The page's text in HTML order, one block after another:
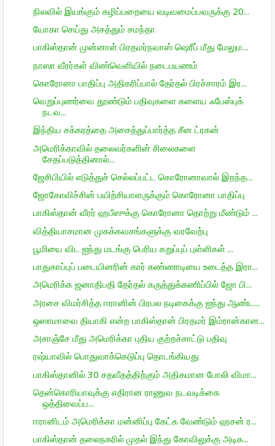
நிலவில் இயங்கும் கழிப்பறையை வடிவமைப்பவருக்கு 20...
யோகா செய்து அசத்தும் சமந்தா
பாகிஸ்தான் முன்னாள் பிரதமர்நவாஸ் ஷெரீப் மீது மேலும...
நாஸா வீரர்கள் விண்வெளியில் நடைபயணம்
கொரோனா பாதிப்பு அதிகரிப்பால் தேர்தல் பிரச்சாரம் இர...
வெறுப்புணர்வை தூண்டும் பதிவுகளை களைய ஃபேஸ்புக்
நடவ...
இந்திய சக்கரத்தை அசைத்துப்பார்த்த சீன ட்ரகன்
அமெரிக்காவில் தலைவர்களின் சிலைகளை
சேதப்படுத்தினால்...
ஜேசிபியில் எடுத்துச் செல்லப்பட்ட கொரோனாவால் இறந்த...
ஜோகோவிச்சின் பயிற்சியாளருக்கும் கொரோனா பாதிப்பு
பாகிஸ்தான் வீரர் ஹபீஸுக்கு கொரோனா தொற்று மீண்டும் ...
வித்தியாசமான முகக்கவசங்களுக்கு வரவேற்பு
பூமியை விட ஐந்து மடங்கு பெரிய கறுப்புப் புள்ளிகள் ...
பாதுகாப்புப் படையினரின் கார் கண்ணாடியை உடைத்த இரா...
அமெரிக்க ஜனாதிபதி தேர்தல் கருத்துக்கணிப்பில் ஜோ பி...
அரசை விமர்சித்த ஈரானின் பிரபல நடிகைக்கு ஐந்து ஆண்ட...
ஒஸாமாவை தியாகி என்ற பாகிஸ்தான் பிரதமர் இம்ரான்கான...
அசாஞ்சே மீது அமெரிக்கா புதிய குற்றச்சாட்டு பதிவு
ரஷ்யாவில் பொதுவாக்கெடுப்பு தொடங்கியது
பாகிஸ்தானில் 30 சதவீதத்திற்கும் அதிகமான போலி விமா...
தென்கொரியாவுக்கு எதிரான ராணுவ நடவடிக்கை
ஒத்திவைப்ப...
ஈரானிடம் அமெரிக்கா மன்னிப்பு கேட்க வேண்டும் ஹசன் ர...
பாகிஸ்தான் தலைநகரில் முதல் இந்து கோவிலுக்கு அடிக...